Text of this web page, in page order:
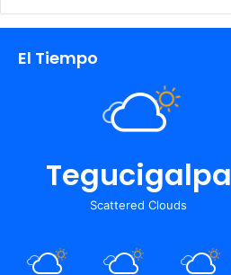
El Tiempo
Tegucigalpa
Scattered Clouds